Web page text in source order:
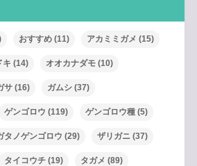
おすすめ(11) アカミミガメ (15)
キ (14) オオカナダモ(10)
サ(16) ガムシ(37)
ゲンゴロウ (119) ゲンゴロウ種(5)
タノゲンゴロウ (29) ザリガニ(37)
タイコウチ(19) タガメ (89)